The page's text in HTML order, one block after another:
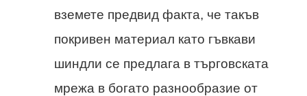
вземете предвид факта, че такъв
покривен материал като гъвкави
шиндли се предлага в търговската
мрежа в богато разнообразие от